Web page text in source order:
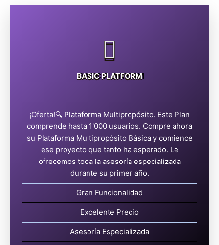
BASIC PLATFORM
¡Oferta!🔍 Plataforma Multipropósito. Este Plan
comprende hasta 1'000 usuarios. Compre ahora
su Plataforma Multipropósito Básica y comience
ese proyecto que tanto ha esperado. Le
ofrecemos toda la asesoría especializada
durante su primer año.
Gran Funcionalidad
Excelente Precio
Asesoría Especializada
MXN$14789
ADQUIRIR